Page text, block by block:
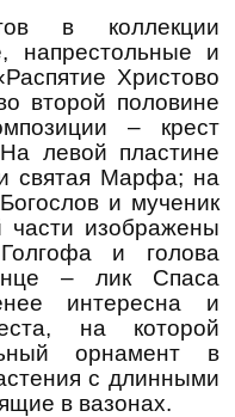
в коллекции
напрестольные и
Христово
второй половине
– крест
левой пластине
святая Марфа; на
и мученик
изображены
и голова
– лик Спаса
интересна и
на которой
орнамент в
с длинными
в вазонах.